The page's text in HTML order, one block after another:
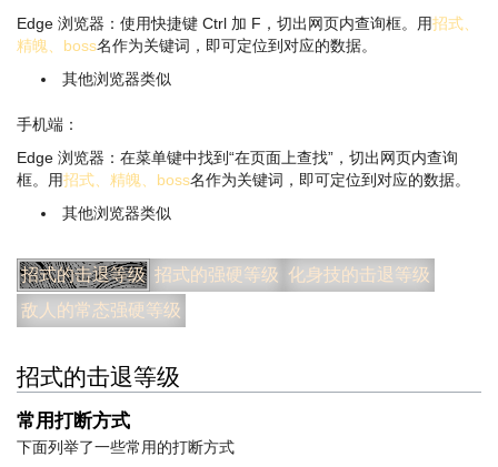
Edge 浏览器：使用快捷键 Ctrl 加 F，切出网页内查询框。用招式、
精魄、boss名作为关键词，即可定位到对应的数据。
其他浏览器类似
手机端：
Edge 浏览器：在菜单键中找到“在页面上查找”，切出网页内查询
框。用招式、精魄、boss名作为关键词，即可定位到对应的数据。
其他浏览器类似
招式的击退等级 招式的强硬等级 化身技的击退等级
敌人的常态强硬等级
招式的击退等级
常用打断方式
下面列举了一些常用的打断方式